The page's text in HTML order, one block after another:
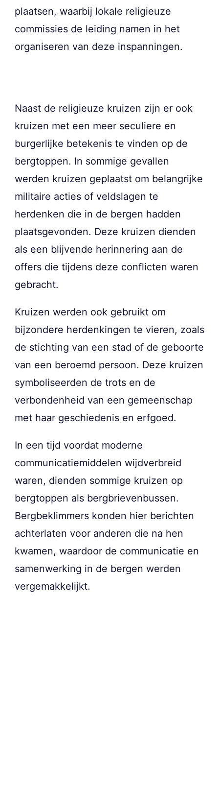
plaatsen, waarbij lokale religieuze
commissies de leiding namen in het
organiseren van deze inspanningen.
Naast de religieuze kruizen zijn er ook
kruizen met een meer seculiere en
burgerlijke betekenis te vinden op de
bergtoppen. In sommige gevallen
werden kruizen geplaatst om belangrijke
militaire acties of veldslagen te
herdenken die in de bergen hadden
plaatsgevonden. Deze kruizen dienden
als een blijvende herinnering aan de
offers die tijdens deze conflicten waren
gebracht.
Kruizen werden ook gebruikt om
bijzondere herdenkingen te vieren, zoals
de stichting van een stad of de geboorte
van een beroemd persoon. Deze kruizen
symboliseerden de trots en de
verbondenheid van een gemeenschap
met haar geschiedenis en erfgoed.
In een tijd voordat moderne
communicatiemiddelen wijdverbreid
waren, dienden sommige kruizen op
bergtoppen als bergbrievenbussen.
Bergbeklimmers konden hier berichten
achterlaten voor anderen die na hen
kwamen, waardoor de communicatie en
samenwerking in de bergen werden
vergemakkelijkt.